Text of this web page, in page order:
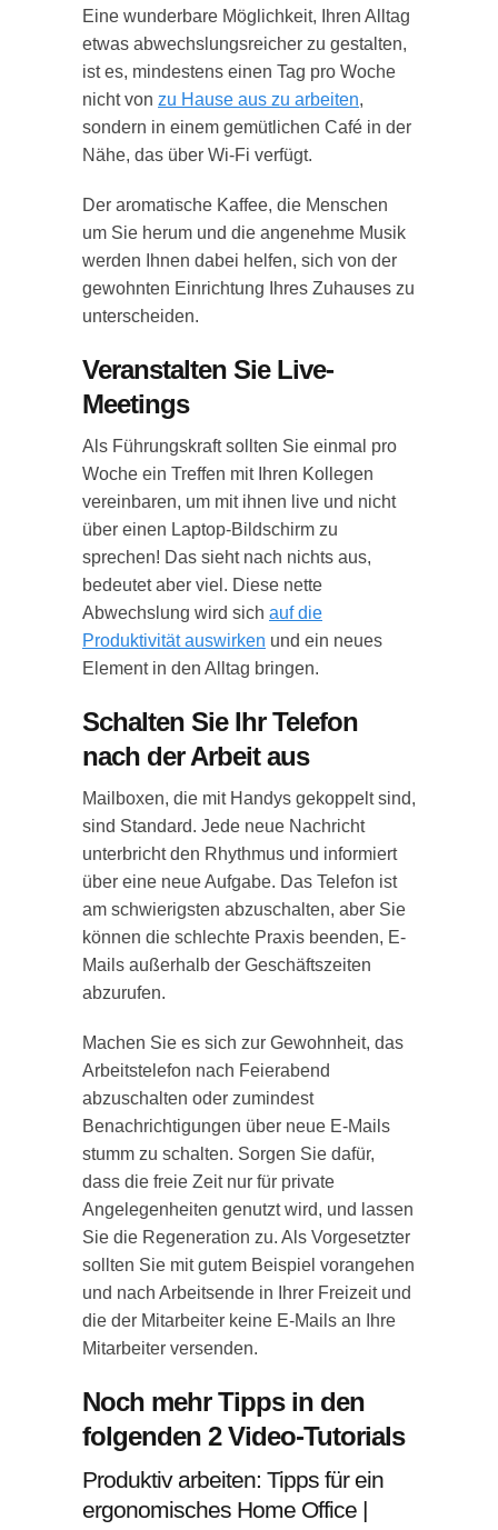
Eine wunderbare Möglichkeit, Ihren Alltag
etwas abwechslungsreicher zu gestalten,
ist es, mindestens einen Tag pro Woche
nicht von zu Hause aus zu arbeiten,
sondern in einem gemütlichen Café in der
Nähe, das über Wi-Fi verfügt.
Der aromatische Kaffee, die Menschen
um Sie herum und die angenehme Musik
werden Ihnen dabei helfen, sich von der
gewohnten Einrichtung Ihres Zuhauses zu
unterscheiden.
Veranstalten Sie Live-
Meetings
Als Führungskraft sollten Sie einmal pro
Woche ein Treffen mit Ihren Kollegen
vereinbaren, um mit ihnen live und nicht
über einen Laptop-Bildschirm zu
sprechen! Das sieht nach nichts aus,
bedeutet aber viel. Diese nette
Abwechslung wird sich auf die
Produktivität auswirken und ein neues
Element in den Alltag bringen.
Schalten Sie Ihr Telefon
nach der Arbeit aus
Mailboxen, die mit Handys gekoppelt sind,
sind Standard. Jede neue Nachricht
unterbricht den Rhythmus und informiert
über eine neue Aufgabe. Das Telefon ist
am schwierigsten abzuschalten, aber Sie
können die schlechte Praxis beenden, E-
Mails außerhalb der Geschäftszeiten
abzurufen.
Machen Sie es sich zur Gewohnheit, das
Arbeitstelefon nach Feierabend
abzuschalten oder zumindest
Benachrichtigungen über neue E-Mails
stumm zu schalten. Sorgen Sie dafür,
dass die freie Zeit nur für private
Angelegenheiten genutzt wird, und lassen
Sie die Regeneration zu. Als Vorgesetzter
sollten Sie mit gutem Beispiel vorangehen
und nach Arbeitsende in Ihrer Freizeit und
die der Mitarbeiter keine E-Mails an Ihre
Mitarbeiter versenden.
Noch mehr Tipps in den
folgenden 2 Video-Tutorials
Produktiv arbeiten: Tipps für ein
ergonomisches Home Office |